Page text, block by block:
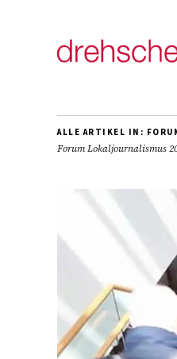
ALLE ARTIKEL IN:
Forum Lokaljournalismus